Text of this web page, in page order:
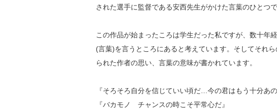
された選手に監督である安西先生がかけた言葉のひとつで
この作品が始まったころは学生だった私ですが、数十年
(言葉)を言うところにあると考えています。そしてそれ
られた作者の思い、言葉の意味が書かれています。
『そろそろ自分を信じていい頃だ…今の君はもう十分あ
『バカモノ チャンスの時こそ平常心だ』